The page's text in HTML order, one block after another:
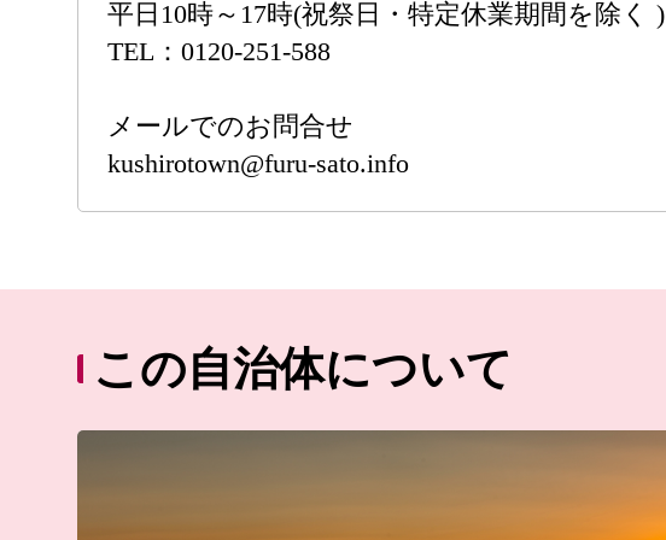
平日10時～17時(祝祭日・特定休業期間を除く )
TEL：0120-251-588
メールでのお問合せ
kushirotown@furu-sato.info
この自治体について